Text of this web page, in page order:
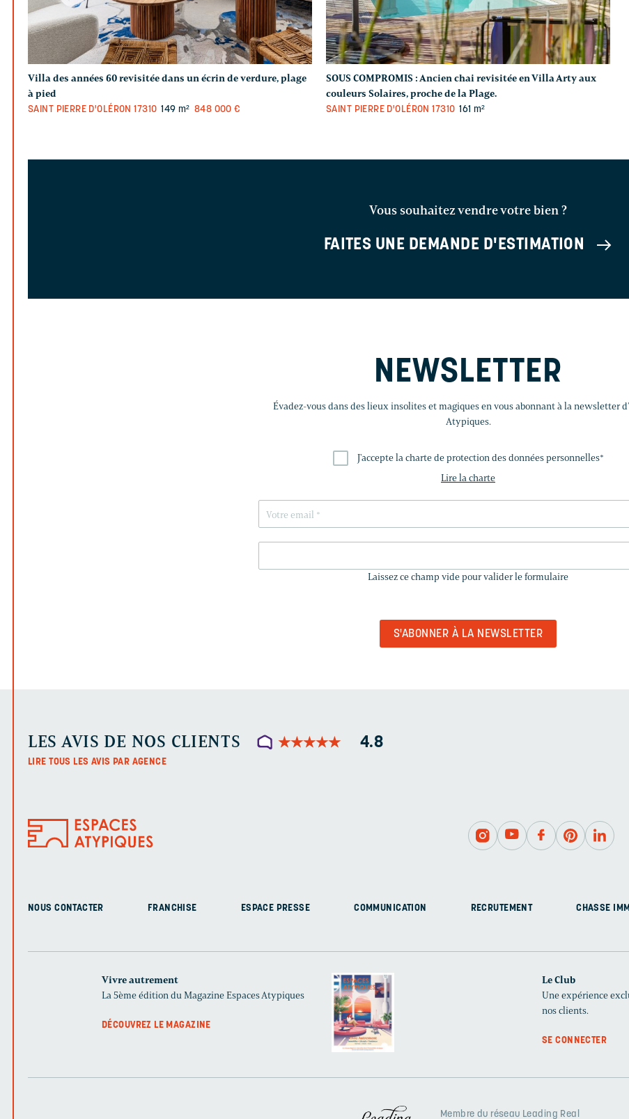
Villa des années 60 revisitée dans un écrin de verdure, plage
à pied
SAINT PIERRE D'OLÉRON 17310 149 m² 848 000 €
SOUS COMPROMIS :Ancien chai revisitée en Villa Arty aux
couleurs Solaires, proche de la Plage.
SAINT PIERRE D'OLÉRON 17310 161 m²
Vous souhaitez vendre votre bien ?
FAITES UNE DEMANDE D'ESTIMATION
NEWSLETTER
Évadez-vous dans des lieux insolites et magiques en vous abonnant à la newsletter
Atypiques.
J'accepte la charte de protection des données personnelles*
Lire la charte
CHAMP
Laissez ce champ vide pour valider le formulaire
LES AVIS DE NOS CLIENTS ★★★★★
★★★★★ 4.8
LIRE TOUS LES AVIS PAR AGENCE
NOUS CONTACTER FRANCHISE ESPACE PRESSE COMMUNICATION RECRUTEMENT CHASSE
Vivre autrement
La 5ème édition du Magazine Espaces Atypiques
DÉCOUVREZ LE MAGAZINE
Le Club
Une expérience
nos clients.
SE CONNECTER
Membre du réseau Leading Real